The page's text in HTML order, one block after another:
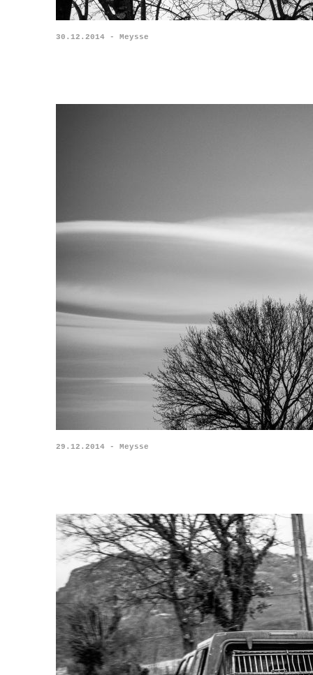
30.12.2014 - Meysse
29.12.2014 - Meysse